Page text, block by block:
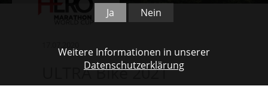
ULTRA Bike 2021
Ja
Nein
Weitere Informationen in unserer
Datenschutzerklärung